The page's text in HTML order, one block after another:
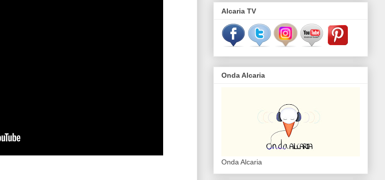
Alcaria TV
Onda Alcaria
Onda Alcaria